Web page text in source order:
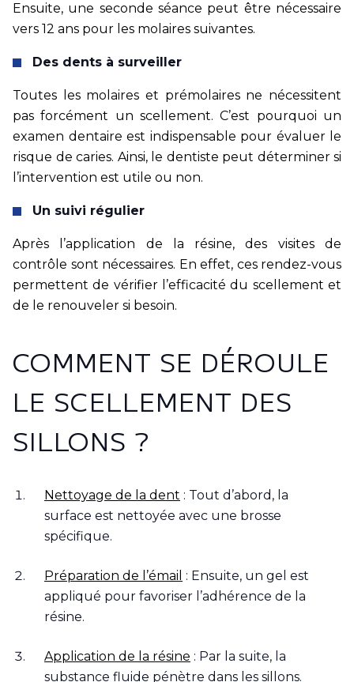
Ensuite, une seconde séance peut être nécessaire
vers 12 ans pour les molaires suivantes.
Des dents à surveiller
Toutes les molaires et prémolaires ne nécessitent
pas forcément un scellement. C’est pourquoi un
examen dentaire est indispensable pour évaluer le
risque de caries. Ainsi, le dentiste peut déterminer si
l’intervention est utile ou non.
Un suivi régulier
Après l’application de la résine, des visites de
contrôle sont nécessaires. En effet, ces rendez-vous
permettent de vérifier l’efficacité du scellement et
de le renouveler si besoin.
COMMENT SE DÉROULE
LE SCELLEMENT DES
SILLONS ?
Nettoyage de la dent : Tout d’abord, la
surface est nettoyée avec une brosse
spécifique.
Préparation de l’émail : Ensuite, un gel est
appliqué pour favoriser l’adhérence de la
résine.
Application de la résine : Par la suite, la
substance fluide pénètre dans les sillons.